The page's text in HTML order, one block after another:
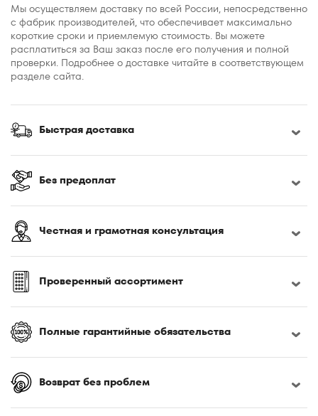
Мы осуществляем доставку по всей России, непосредственно
с фабрик производителей, что обеспечивает максимально
короткие сроки и приемлемую стоимость. Вы можете
расплатиться за Ваш заказ после его получения и полной
проверки. Подробнее о доставке читайте в соответствующем
разделе сайта.
Быстрая доставка
Без предоплат
Честная и грамотная консультация
Проверенный ассортимент
Полные гарантийные обязательства
Возврат без проблем